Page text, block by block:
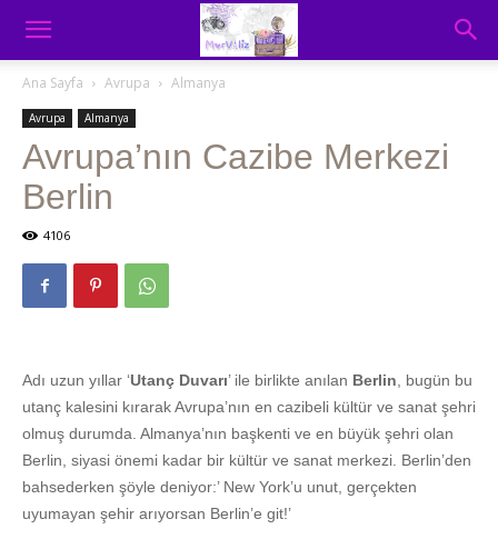
Ana Sayfa Avrupa Almanya
Avrupa Almanya
Avrupa’nın Cazibe Merkezi
Berlin
4106
Adı uzun yıllar ‘Utanç Duvarı’ ile birlikte anılan Berlin , bugün bu
utanç kalesini kırarak Avrupa’nın en cazibeli kültür ve sanat şehri
olmuş durumda. Almanya’nın başkenti ve en büyük şehri olan
Berlin, siyasi önemi kadar bir kültür ve sanat merkezi. Berlin’den
bahsederken şöyle deniyor:’ New York’u unut, gerçekten
uyumayan şehir arıyorsan Berlin’e git!’